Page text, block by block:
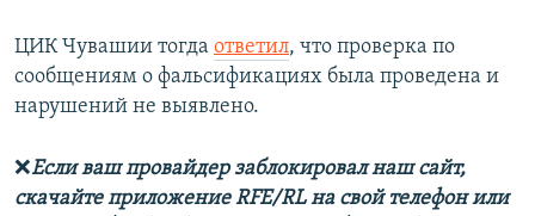
ЦИК Чувашии тогда ответил, что проверка по
сообщениям о фальсификациях была проведена и
нарушений не выявлено.
❌Если ваш провайдер заблокировал наш сайт,
скачайте приложение RFE/RL на свой телефон или